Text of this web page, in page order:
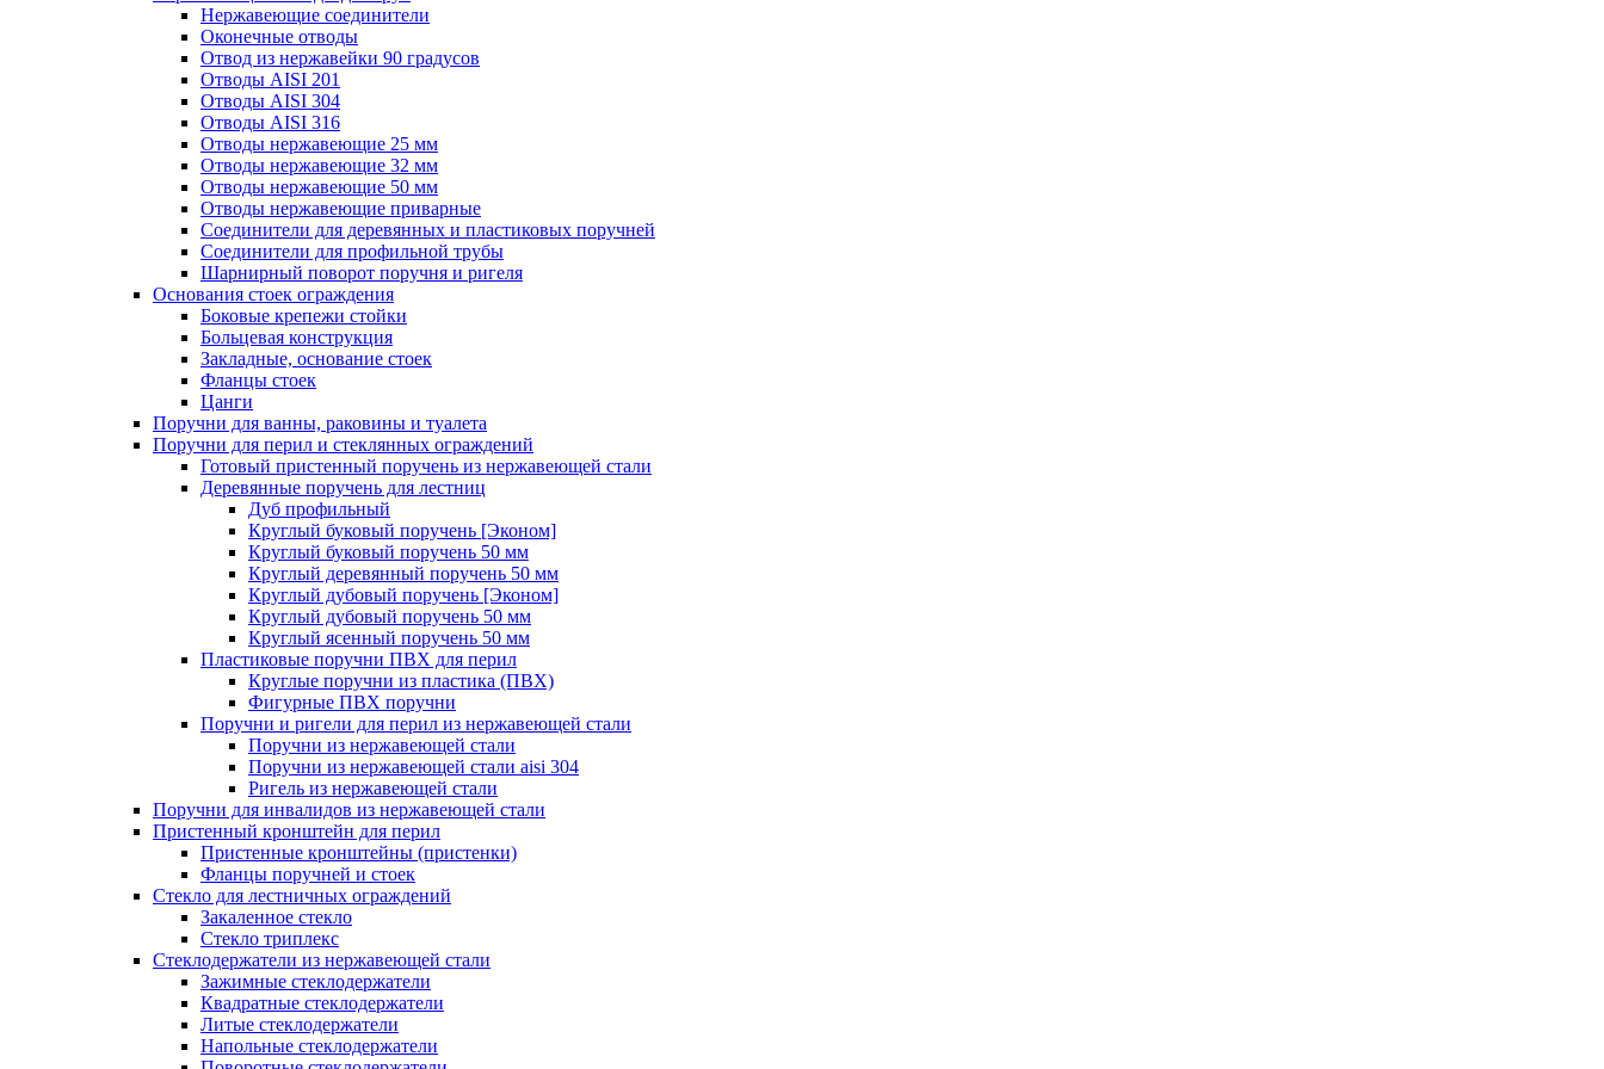
Нержавеющие соединители
Оконечные отводы
Отвод из нержавейки 90 градусов
Отводы AISI 201
Отводы AISI 304
Отводы AISI 316
Отводы нержавеющие 25 мм
Отводы нержавеющие 32 мм
Отводы нержавеющие 50 мм
Отводы нержавеющие приварные
Соединители для деревянных и пластиковых поручней
Соединители для профильной трубы
Шарнирный поворот поручня и ригеля
Основания стоек ограждения
Боковые крепежи стойки
Больцевая конструкция
Закладные, основание стоек
Фланцы стоек
Цанги
Поручни для ванны, раковины и туалета
Поручни для перил и стеклянных ограждений
Готовый пристенный поручень из нержавеющей стали
Деревянные поручень для лестниц
Дуб профильный
Круглый буковый поручень [Эконом]
Круглый буковый поручень 50 мм
Круглый деревянный поручень 50 мм
Круглый дубовый поручень [Эконом]
Круглый дубовый поручень 50 мм
Круглый ясенный поручень 50 мм
Пластиковые поручни ПВХ для перил
Круглые поручни из пластика (ПВХ)
Фигурные ПВХ поручни
Поручни и ригели для перил из нержавеющей стали
Поручни из нержавеющей стали
Поручни из нержавеющей стали aisi 304
Ригель из нержавеющей стали
Поручни для инвалидов из нержавеющей стали
Пристенный кронштейн для перил
Пристенные кронштейны (пристенки)
Фланцы поручней и стоек
Стекло для лестничных ограждений
Закаленное стекло
Стекло триплекс
Стеклодержатели из нержавеющей стали
Зажимные стеклодержатели
Квадратные стеклодержатели
Литые стеклодержатели
Напольные стеклодержатели